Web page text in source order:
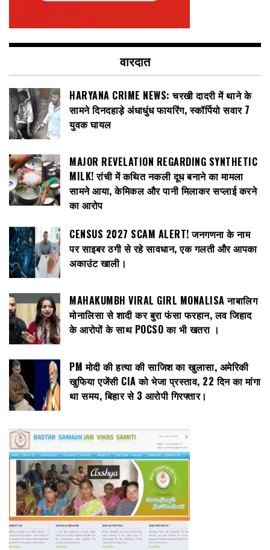
वारदात
HARYANA CRIME NEWS: चरखी दादरी में थाने के
सामने दिनदहाड़े अंधाधुंध फायरिंग, स्कॉर्पियो सवार 7
युवक घायल
MAJOR REVELATION REGARDING SYNTHETIC
MILK! रांची में कथित नकली दूध बनाने का मामला
सामने आया, केमिकल और पानी मिलाकर सप्लाई करने
का आरोप
CENSUS 2027 SCAM ALERT! जनगणना के नाम
पर साइबर ठगी से रहे सावधान, एक गलती और आपका
अकाउंट खाली।
MAHAKUMBH VIRAL GIRL MONALISA नाबालिग
मोनालिसा से शादी कर बुरा फंसा फरहान, लव जिहाद
के आरोपों के साथ POCSO का भी खतरा ।
PM मोदी की हत्या की साजिश का खुलासा, अमेरिकी
खुफिया एजेंसी CIA को भेजा प्रस्ताव, 22 दिन का मांगा
था समय, बिहार से 3 आरोपी गिरफ्तार।